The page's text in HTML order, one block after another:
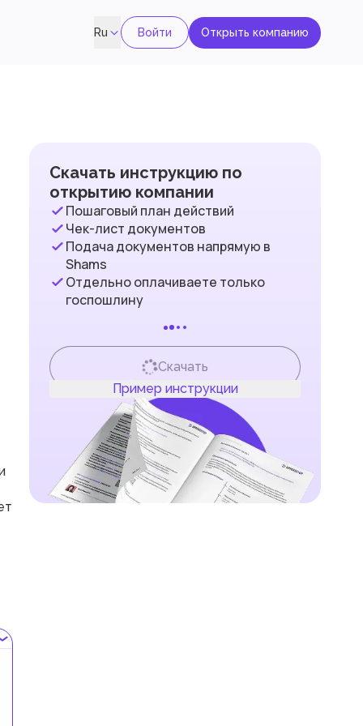
Ru Войти Открыть компанию
Скачать инструкцию по
открытию компании
Пошаговый план действий
Чек-лист документов
Подача документов напрямую в
Shams
Отдельно оплачиваете только
госпошлину
Скачать
Пример инструкции